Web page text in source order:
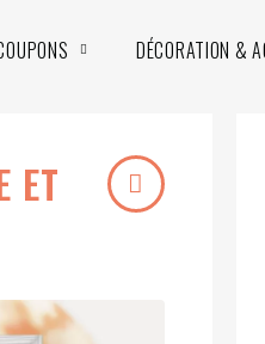
DÉCORATION &
ET